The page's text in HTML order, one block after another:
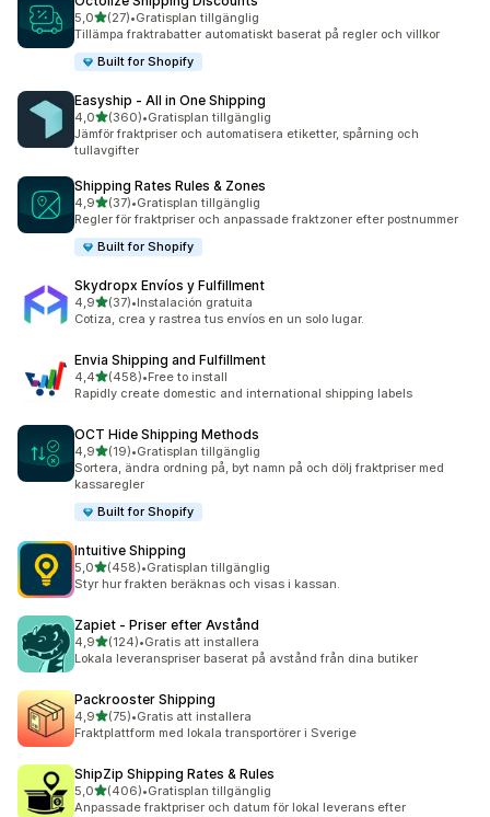
5,0av 5 stjärnor
(27)
27 recensioner totalt
•Gratisplan tillgänglig
Tillämpa fraktrabatter automatiskt baserat på regler och villkor
Built for Shopify
Easyship ‑ All in One Shipping
4,0av 5 stjärnor
(360)
360 recensioner totalt
•Gratisplan tillgänglig
Jämför fraktpriser och automatisera etiketter, spårning och
tullavgifter
Shipping Rates Rules & Zones
4,9av 5 stjärnor
(37)
37 recensioner totalt
•Gratisplan tillgänglig
Regler för fraktpriser och anpassade fraktzoner efter postnummer
Built for Shopify
Skydropx Envíos y Fulfillment
4,9av 5 stjärnor
(37)
37 recensioner totalt
•Instalación gratuita
Cotiza, crea y rastrea tus envíos en un solo lugar.
Envia Shipping and Fulfillment
4,4av 5 stjärnor
(458)
458 recensioner totalt
•Free to install
Rapidly create domestic and international shipping labels
OCT Hide Shipping Methods
4,9av 5 stjärnor
(19)
19 recensioner totalt
•Gratisplan tillgänglig
Sortera, ändra ordning på, byt namn på och dölj fraktpriser med
kassaregler
Built for Shopify
Intuitive Shipping
5,0av 5 stjärnor
(458)
458 recensioner totalt
•Gratisplan tillgänglig
Styr hur frakten beräknas och visas i kassan.
Zapiet ‑ Priser efter Avstånd
4,9av 5 stjärnor
(124)
124 recensioner totalt
•Gratis att installera
Lokala leveranspriser baserat på avstånd från dina butiker
Packrooster Shipping
4,9av 5 stjärnor
(75)
75 recensioner totalt
•Gratis att installera
Fraktplattform med lokala transportörer i Sverige
ShipZip Shipping Rates & Rules
5,0av 5 stjärnor
(406)
406 recensioner totalt
•Gratisplan tillgänglig
Anpassade fraktpriser och datum för lokal leverans efter